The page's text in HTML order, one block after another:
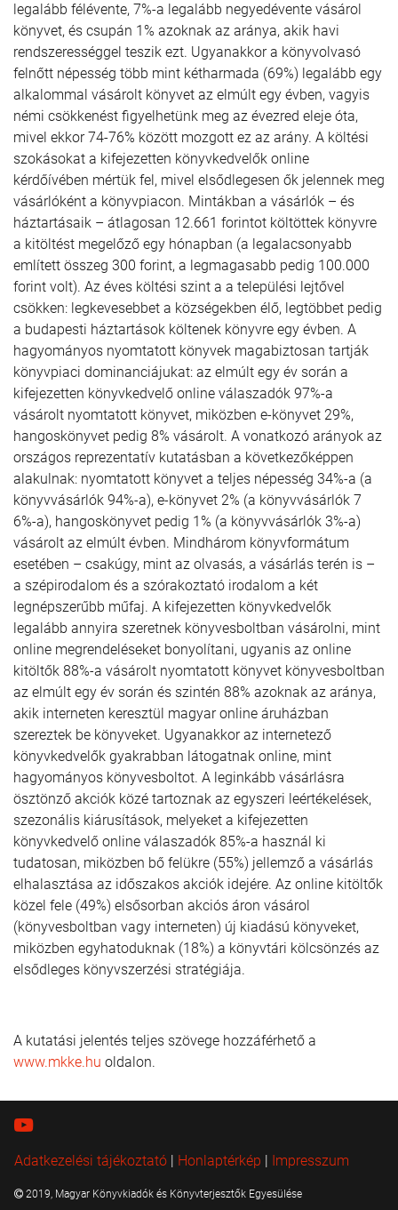
legalább félévente, 7%-a legalább negyedévente vásárol
könyvet, és csupán 1% azoknak az aránya, akik havi
rendszerességgel teszik ezt. Ugyanakkor a könyvolvasó
felnőtt népesség több mint kétharmada (69%) legalább egy
alkalommal vásárolt könyvet az elmúlt egy évben, vagyis
némi csökkenést figyelhetünk meg az évezred eleje óta,
mivel ekkor 74-76% között mozgott ez az arány. A költési
szokásokat a kifejezetten könyvkedvelők online
kérdőívében mértük fel, mivel elsődlegesen ők jelennek meg
vásárlóként a könyvpiacon. Mintákban a vásárlók – és
háztartásaik – átlagosan 12.661 forintot költöttek könyvre
a kitöltést megelőző egy hónapban (a legalacsonyabb
említett összeg 300 forint, a legmagasabb pedig 100.000
forint volt). Az éves költési szint a a települési lejtővel
csökken: legkevesebbet a községekben élő, legtöbbet pedig
a budapesti háztartások költenek könyvre egy évben. A
hagyományos nyomtatott könyvek magabiztosan tartják
könyvpiaci dominanciájukat: az elmúlt egy év során a
kifejezetten könyvkedvelő online válaszadók 97%-a
vásárolt nyomtatott könyvet, miközben e-könyvet 29%,
hangoskönyvet pedig 8% vásárolt. A vonatkozó arányok az
országos reprezentatív kutatásban a következőképpen
alakulnak: nyomtatott könyvet a teljes népesség 34%-a (a
könyvvásárlók 94%-a), e-könyvet 2% (a könyvvásárlók 7
6%-a), hangoskönyvet pedig 1% (a könyvvásárlók 3%-a)
vásárolt az elmúlt évben. Mindhárom könyvformátum
esetében – csakúgy, mint az olvasás, a vásárlás terén is –
a szépirodalom és a szórakoztató irodalom a két
legnépszerűbb műfaj. A kifejezetten könyvkedvelők
legalább annyira szeretnek könyvesboltban vásárolni, mint
online megrendeléseket bonyolítani, ugyanis az online
kitöltők 88%-a vásárolt nyomtatott könyvet könyvesboltban
az elmúlt egy év során és szintén 88% azoknak az aránya,
akik interneten keresztül magyar online áruházban
szereztek be könyveket. Ugyanakkor az internetező
könyvkedvelők gyakrabban látogatnak online, mint
hagyományos könyvesboltot. A leginkább vásárlásra
ösztönző akciók közé tartoznak az egyszeri leértékelések,
szezonális kiárusítások, melyeket a kifejezetten
könyvkedvelő online válaszadók 85%-a használ ki
tudatosan, miközben bő felükre (55%) jellemző a vásárlás
elhalasztása az időszakos akciók idejére. Az online kitöltők
közel fele (49%) elsősorban akciós áron vásárol
(könyvesboltban vagy interneten) új kiadású könyveket,
miközben egyhatoduknak (18%) a könyvtári kölcsönzés az
elsődleges könyvszerzési stratégiája.
A kutatási jelentés teljes szövege hozzáférhető a
www.mkke.hu oldalon.
Adatkezelési tájékoztató | Honlaptérkép | Impresszum
2019, Magyar Könyvkiadók és Könyvterjesztők Egyesülése